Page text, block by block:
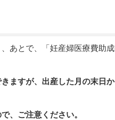
あとで、「妊産婦医療費助
ますが、出産した月の末日
、ご注意ください。